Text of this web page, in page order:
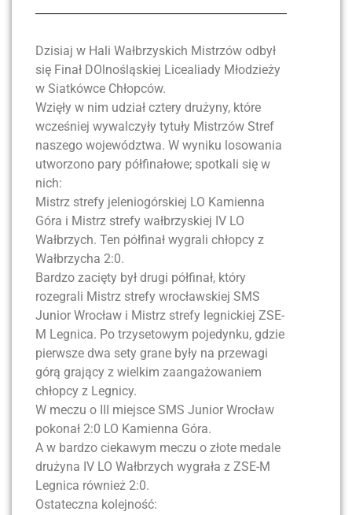
Dzisiaj w Hali Wałbrzyskich Mistrzów odbył
się Finał DOlnośląskiej Licealiady Młodzieży
w Siatkówce Chłopców.
Wzięły w nim udział cztery drużyny, które
wcześniej wywalczyły tytuły Mistrzów Stref
naszego województwa. W wyniku losowania
utworzono pary półfinałowe; spotkali się w
nich:
Mistrz strefy jeleniogórskiej LO Kamienna
Góra i Mistrz strefy wałbrzyskiej IV LO
Wałbrzych. Ten półfinał wygrali chłopcy z
Wałbrzycha 2:0.
Bardzo zacięty był drugi półfinał, który
rozegrali Mistrz strefy wrocławskiej SMS
Junior Wrocław i Mistrz strefy legnickiej ZSE-
M Legnica. Po trzysetowym pojedynku, gdzie
pierwsze dwa sety grane były na przewagi
górą grający z wielkim zaangażowaniem
chłopcy z Legnicy.
W meczu o III miejsce SMS Junior Wrocław
pokonał 2:0 LO Kamienna Góra.
A w bardzo ciekawym meczu o złote medale
drużyna IV LO Wałbrzych wygrała z ZSE-M
Legnica również 2:0.
Ostateczna kolejność: